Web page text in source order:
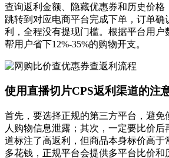
查询返利金额、隐藏优惠券和历史价格
跳转到对应电商平台完成下单，订单确
利，全程没有提现门槛。根据平台用户
帮用户省下12%-35%的购物开支。
使用直播切片CPS返利渠道的注
首先，要选择正规的第三方平台，避免
人购物信息泄露；其次，一定要比价
道标注了高返利，但商品本身标价高于
多花钱，正规平台会提供多平台比价和